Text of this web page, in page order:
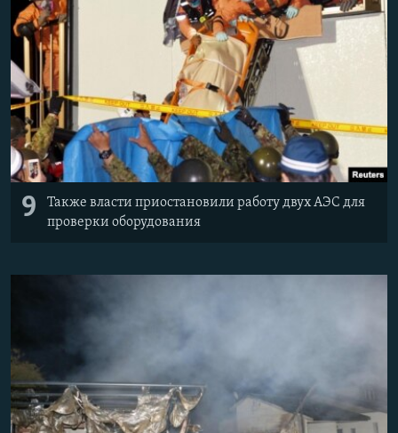
9
Также власти приостановили работу двух АЭС для
проверки оборудования